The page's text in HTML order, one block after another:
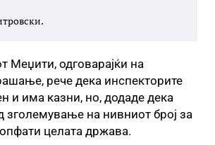
Меџити, одговарајќи на
рече дека инспекторите
и има казни, но, додаде дека
зголемување на нивниот број за
целата држава.